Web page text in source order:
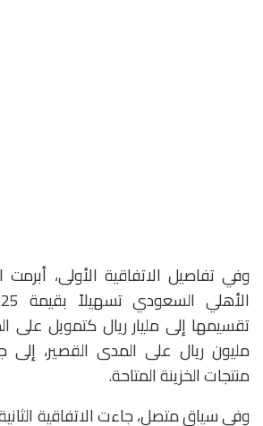
وفي تفاصيل الاتفاقية الأولى،
مليون ريال على المدى القصير، إلى
منتجات الخزينة المتاحة.
وفي سياق متصل، جاءت الاتفاقية